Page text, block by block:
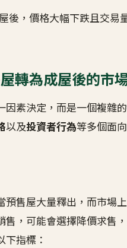
後，價格大幅下跌且交易
轉為成屋後的市
素決定，而是一個複雜
以及投資者行為等多個面
預售屋大量釋出，而市場
，可能會選擇降價求售
指標：